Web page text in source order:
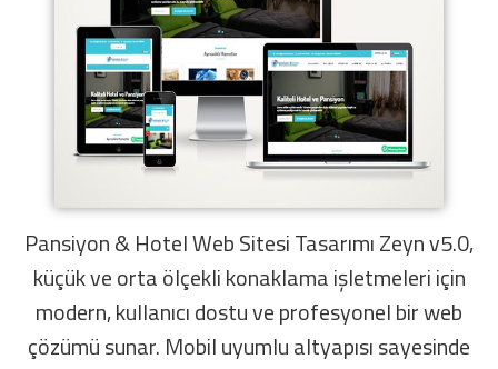
Pansiyon & Hotel Web Sitesi Tasarımı Zeyn v5.0,
küçük ve orta ölçekli konaklama işletmeleri için
modern, kullanıcı dostu ve profesyonel bir web
çözümü sunar. Mobil uyumlu altyapısı sayesinde